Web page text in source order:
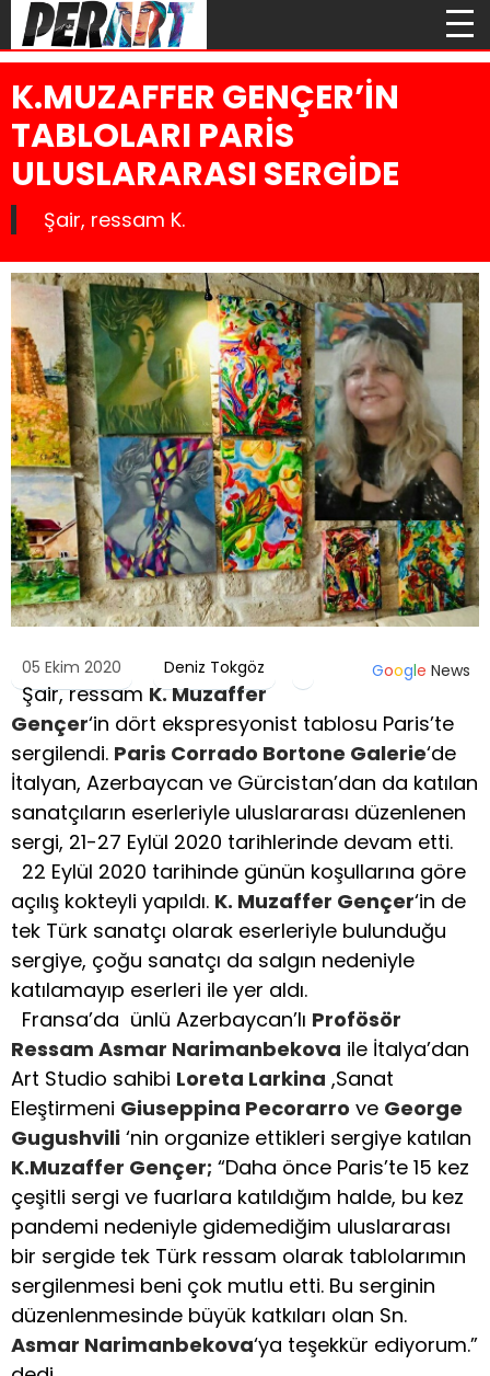
K.MUZAFFER GENÇER’İN
TABLOLARI PARİS
ULUSLARARASI SERGİDE
Şair, ressam K.
05 Ekim 2020 Deniz Tokgöz Google News
Şair, ressam K. Muzaffer
Gençer‘in dört ekspresyonist tablosu Paris’te
sergilendi. Paris Corrado Bortone Galerie‘de
İtalyan, Azerbaycan ve Gürcistan’dan da katılan
sanatçıların eserleriyle uluslararası düzenlenen
sergi, 21-27 Eylül 2020 tarihlerinde devam etti.
22 Eylül 2020 tarihinde günün koşullarına göre
açılış kokteyli yapıldı. K. Muzaffer Gençer‘in de
tek Türk sanatçı olarak eserleriyle bulunduğu
sergiye, çoğu sanatçı da salgın nedeniyle
katılamayıp eserleri ile yer aldı.
Fransa’da ünlü Azerbaycan’lı Profösör
Ressam Asmar Narimanbekova ile İtalya’dan
Art Studio sahibi Loreta Larkina ,Sanat
Eleştirmeni Giuseppina Pecorarro ve George
Gugushvili ‘nin organize ettikleri sergiye katılan
K.Muzaffer Gençer; “Daha önce Paris’te 15 kez
çeşitli sergi ve fuarlara katıldığım halde, bu kez
pandemi nedeniyle gidemediğim uluslararası
bir sergide tek Türk ressam olarak tablolarımın
sergilenmesi beni çok mutlu etti. Bu serginin
düzenlenmesinde büyük katkıları olan Sn.
Asmar Narimanbekova‘ya teşekkür ediyorum.”